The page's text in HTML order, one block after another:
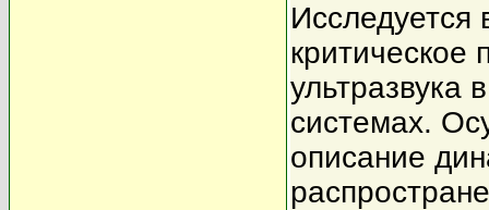
Исследуется
критическое
ультразвука
системах.
описание